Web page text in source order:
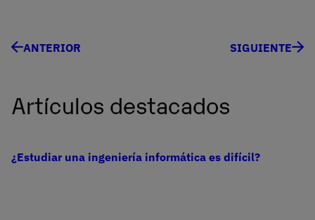
ANTERIOR SIGUIENTE
Artículos destacados
¿Estudiar una ingeniería informática es difícil?